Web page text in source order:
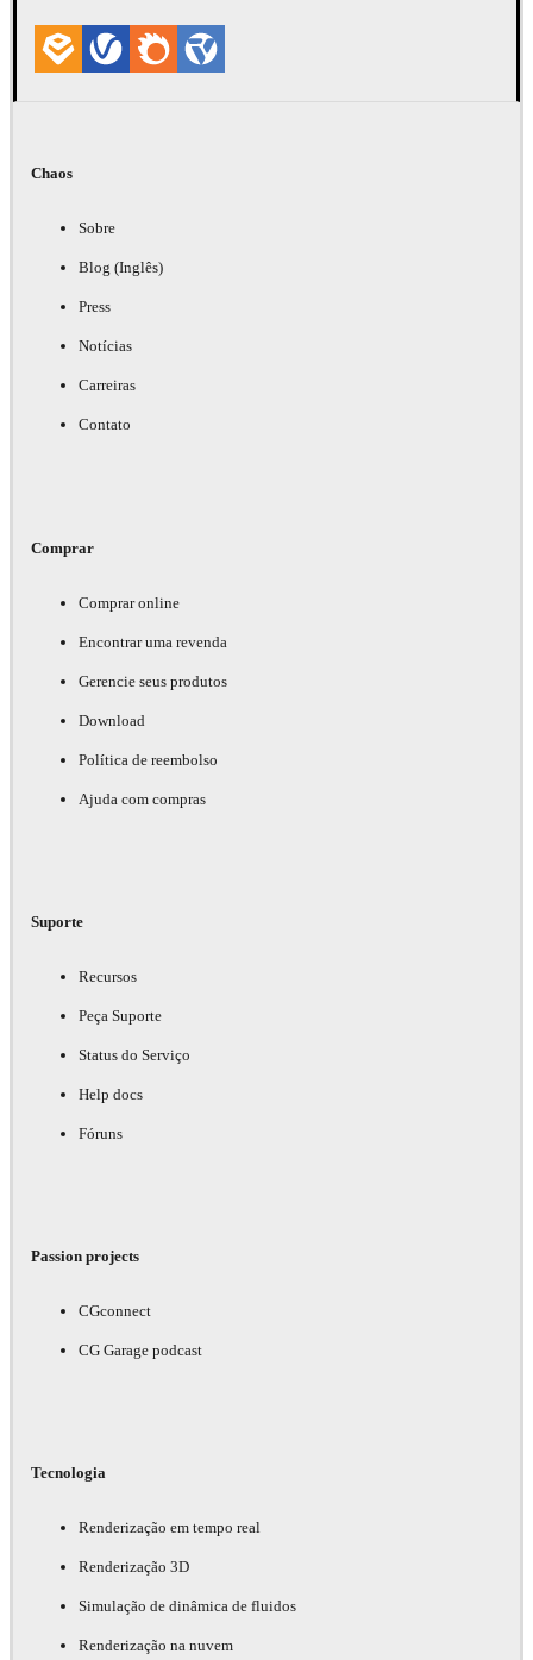
Chaos
Sobre
Blog (Inglês)
Press
Notícias
Carreiras
Contato
Comprar
Comprar online
Encontrar uma revenda
Gerencie seus produtos
Download
Política de reembolso
Ajuda com compras
Suporte
Recursos
Peça Suporte
Status do Serviço
Help docs
Fóruns
Passion projects
CGconnect
CG Garage podcast
Tecnologia
Renderização em tempo real
Renderização 3D
Simulação de dinâmica de fluidos
Renderização na nuvem